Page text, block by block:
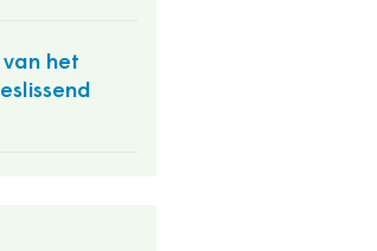
van het